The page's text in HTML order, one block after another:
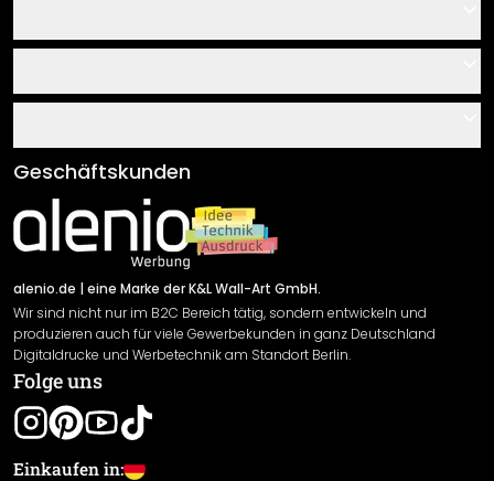
Über uns
Klebe- und Montageanleitungen
Newsletter An-/Abmeldung
Sendungsverfolgung
AGB
Impressum
Versand & Zahlung
Rücksendung
Widerrufsrecht
Datenschutzerklärung
Gewährleistung
Leistungserklärung / CE-Zeichen
Cookie Einstellungen
Geschäftskunden
alenio.de | eine Marke der K&L Wall-Art GmbH.
Wir sind nicht nur im B2C Bereich tätig, sondern entwickeln und
produzieren auch für viele Gewerbekunden in ganz Deutschland
Digitaldrucke und Werbetechnik am Standort Berlin.
Folge uns
Einkaufen in: